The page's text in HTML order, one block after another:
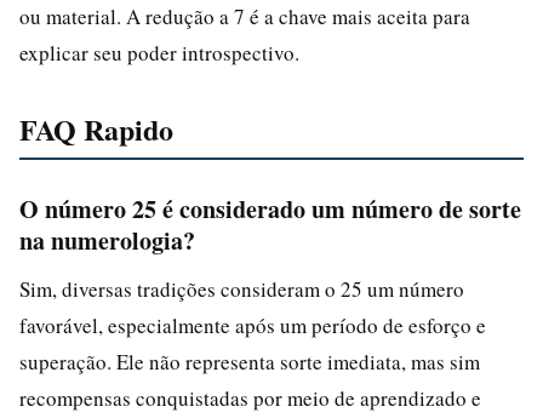
ou material. A redução a 7 é a chave mais aceita para
explicar seu poder introspectivo.
FAQ Rapido
O número 25 é considerado um número de sorte
na numerologia?
Sim, diversas tradições consideram o 25 um número
favorável, especialmente após um período de esforço e
superação. Ele não representa sorte imediata, mas sim
recompensas conquistadas por meio de aprendizado e